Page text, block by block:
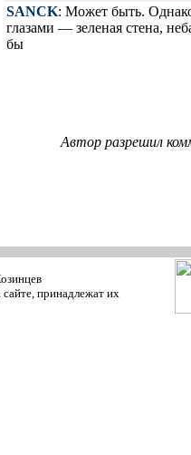
SANCK: Может быть.
глазами — зеленая стена,
бы
Автор разрешил
принадлежат их